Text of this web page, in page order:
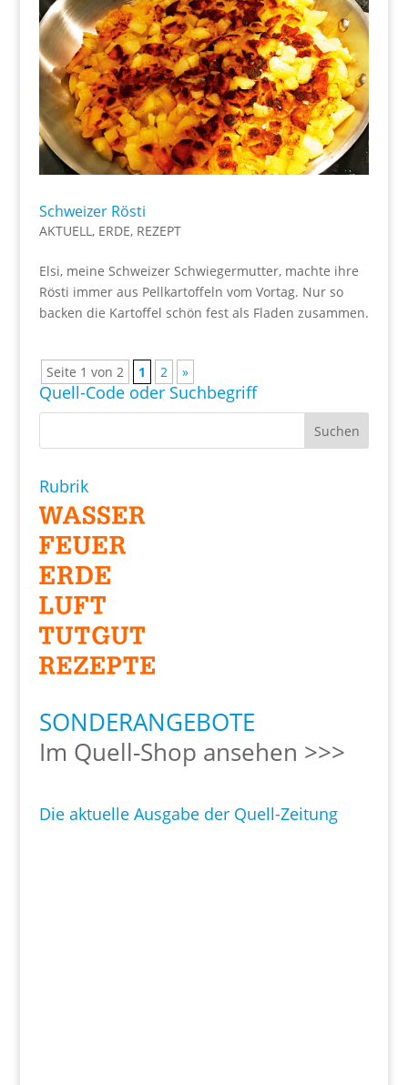
Schweizer Rösti
AKTUELL, ERDE, REZEPT
Elsi, meine Schweizer Schwiegermutter, machte ihre
Rösti immer aus Pellkartoffeln vom Vortag. Nur so
backen die Kartoffel schön fest als Fladen zusammen.
Seite 1 von 2 1 2 »
Quell-Code oder Suchbegriff
Rubrik
SONDERANGEBOTE
Im Quell-Shop ansehen >>>
Die aktuelle Ausgabe der Quell-Zeitung